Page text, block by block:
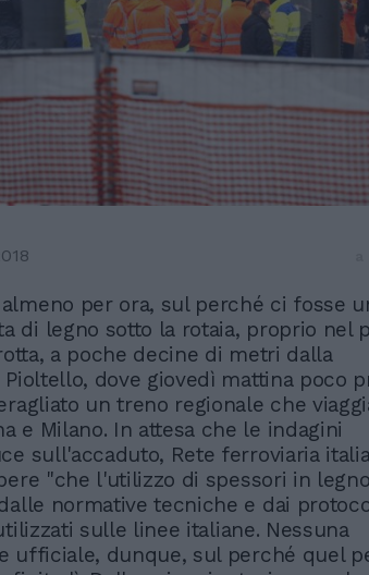
per ora, sul perché ci fosse
di legno sotto la rotaia, proprio nel
a poche decine di metri dalla
Pioltello, dove giovedì mattina poco
un treno regionale che
e Milano. In attesa che le indagini
sull'accaduto, Rete ferroviaria
"che l'utilizzo di spessori in
normative tecniche e dai
sulle linee italiane. Nessuna
ufficiale, dunque, sul perché quel